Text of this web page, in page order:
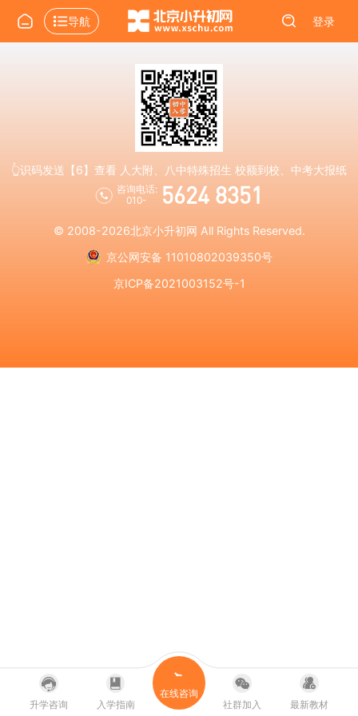
导航 登录
👆识码发送【6】查看 人大附、八中特殊招生 校额到校、中考大报纸
咨询电话:
010-
5624 8351
© 2008-2026北京小升初网 All Rights Reserved.
京公网安备 11010802039350号
京ICP备2021003152号-1
升学咨询 入学指南
在线咨询
社群加入
最新教材